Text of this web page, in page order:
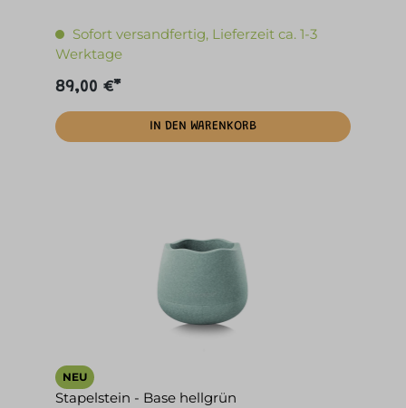
Sofort versandfertig, Lieferzeit ca. 1-3
Werktage
89,00 €*
IN DEN WARENKORB
NEU
Stapelstein - Base hellgrün